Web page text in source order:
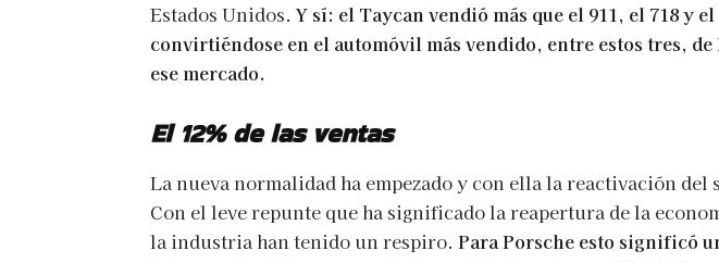
Estados Unidos.Y sí: el Taycan vendió más que el 911, el 718 y
convirtiéndose en el automóvil más vendido, entre estos tres, de
ese mercado.
El 12% de las ventas
La nueva normalidad ha empezado y con ella la reactivación del
Con el leve repunte que ha significado la reapertura de la
la industria han tenido un respiro. Para Porsche esto significó